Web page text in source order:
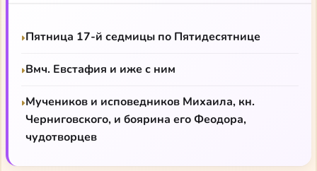
Пятница 17-й седмицы по Пятидесятнице
Вмч. Евстафия и иже с ним
Мучеников и исповедников Михаила, кн.
Черниговского, и боярина его Феодора,
чудотворцев